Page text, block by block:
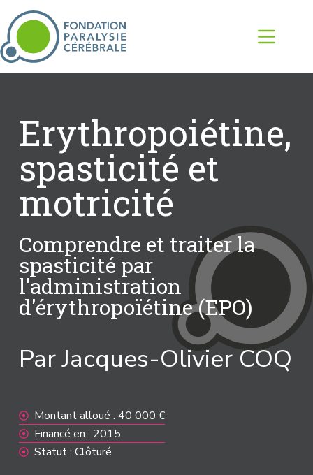
Erythropoiétine,
spasticité et
motricité
Comprendre et traiter la
spasticité par
l'administration
d'érythropoïétine (EPO)
Par Jacques-Olivier COQ
Montant alloué : 40 000 €
Financé en : 2015
Statut : Clôturé